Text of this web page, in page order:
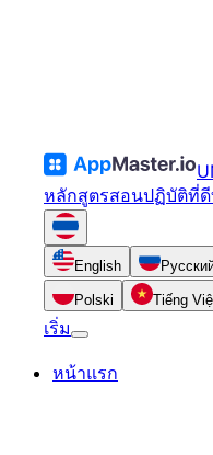
หลักสูตรสอนปฏิบัติที่
English
Polski Tiếng
เริ่ม
หน้าแรก